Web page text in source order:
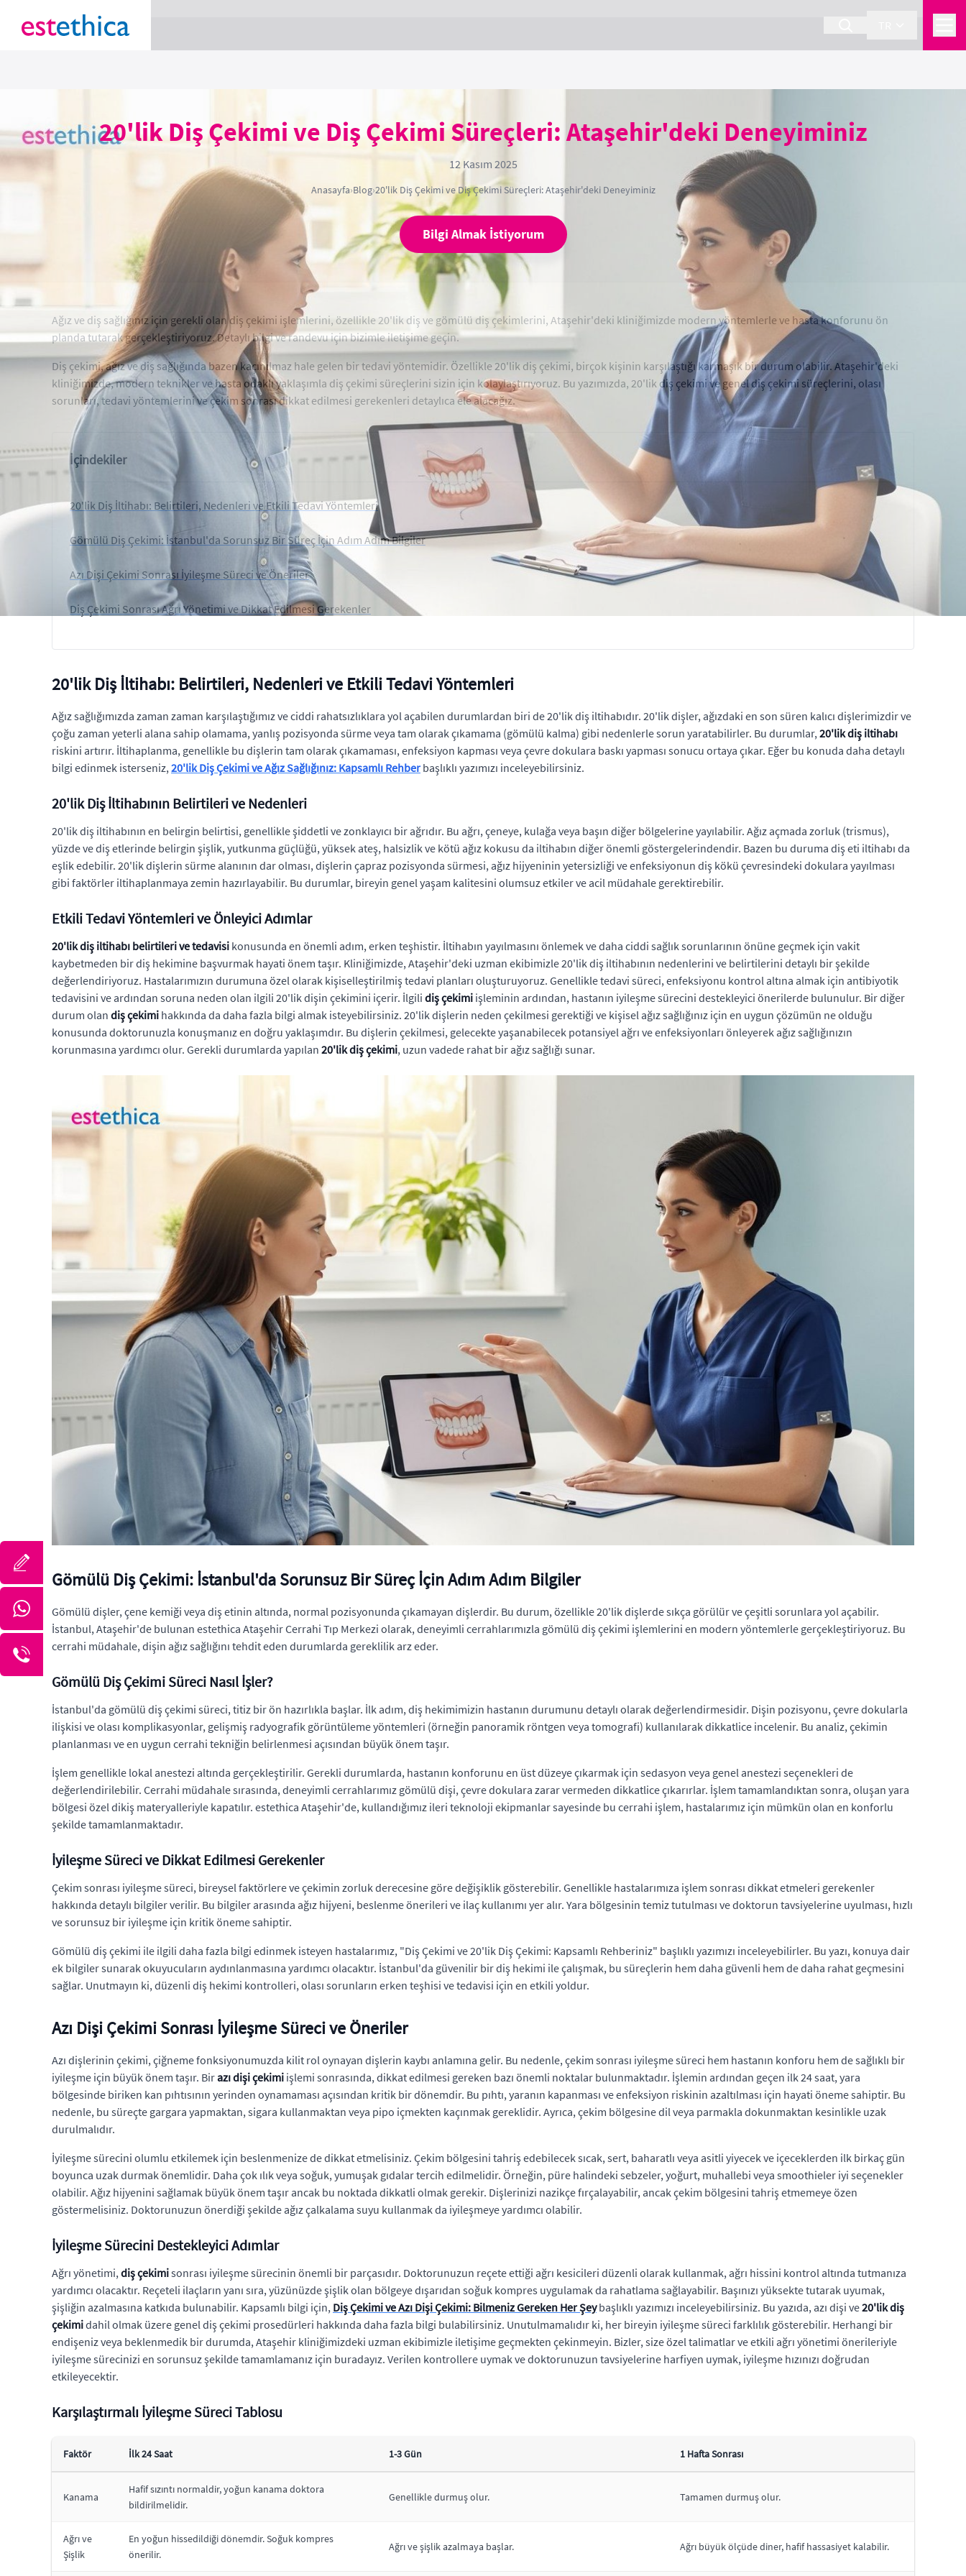
20'lik Diş Çekimi ve Diş Çekimi Süreçleri: Ataşehir'deki Deneyiminiz
12 Kasım 2025
Anasayfa›Blog›20'lik Diş Çekimi ve Diş Çekimi Süreçleri: Ataşehir'deki Deneyiminiz
Bilgi Almak İstiyorum
Ağız ve diş sağlığınız için gerekli olan diş çekimi işlemlerini, özellikle 20'lik diş ve gömülü diş çekimlerini, Ataşehir'deki kliniğimizde modern yöntemlerle ve hasta konforunu ön
planda tutarak gerçekleştiriyoruz. Detaylı bilgi ve randevu için bizimle iletişime geçin.
Diş çekimi, ağız ve diş sağlığında bazen kaçınılmaz hale gelen bir tedavi yöntemidir. Özellikle 20'lik diş çekimi, birçok kişinin karşılaştığı karmaşık bir durum olabilir. Ataşehir'deki
kliniğimizde, modern teknikler ve hasta odaklı yaklaşımla diş çekimi süreçlerini sizin için kolaylaştırıyoruz. Bu yazımızda, 20'lik diş çekimi ve genel diş çekimi süreçlerini, olası
sorunları, tedavi yöntemlerini ve çekim sonrası dikkat edilmesi gerekenleri detaylıca ele alacağız.
İçindekiler
20'lik Diş İltihabı: Belirtileri, Nedenleri ve Etkili Tedavi Yöntemleri
Gömülü Diş Çekimi: İstanbul'da Sorunsuz Bir Süreç İçin Adım Adım Bilgiler
Azı Dişi Çekimi Sonrası İyileşme Süreci ve Öneriler
Diş Çekimi Sonrası Ağrı Yönetimi ve Dikkat Edilmesi Gerekenler
20'lik Diş İltihabı: Belirtileri, Nedenleri ve Etkili Tedavi Yöntemleri
Ağız sağlığımızda zaman zaman karşılaştığımız ve ciddi rahatsızlıklara yol açabilen durumlardan biri de 20'lik diş iltihabıdır. 20'lik dişler, ağızdaki en son süren kalıcı dişlerimizdir ve
çoğu zaman yeterli alana sahip olamama, yanlış pozisyonda sürme veya tam olarak çıkamama (gömülü kalma) gibi nedenlerle sorun yaratabilirler. Bu durumlar,20'lik diş iltihabı
riskini artırır. İltihaplanma, genellikle bu dişlerin tam olarak çıkamaması, enfeksiyon kapması veya çevre dokulara baskı yapması sonucu ortaya çıkar. Eğer bu konuda daha detaylı
bilgi edinmek isterseniz,20'lik Diş Çekimi ve Ağız Sağlığınız: Kapsamlı Rehberbaşlıklı yazımızı inceleyebilirsiniz.
20'lik Diş İltihabının Belirtileri ve Nedenleri
20'lik diş iltihabının en belirgin belirtisi, genellikle şiddetli ve zonklayıcı bir ağrıdır. Bu ağrı, çeneye, kulağa veya başın diğer bölgelerine yayılabilir. Ağız açmada zorluk (trismus),
yüzde ve diş etlerinde belirgin şişlik, yutkunma güçlüğü, yüksek ateş, halsizlik ve kötü ağız kokusu da iltihabın diğer önemli göstergelerindendir. Bazen bu duruma diş eti iltihabı da
eşlik edebilir. 20'lik dişlerin sürme alanının dar olması, dişlerin çapraz pozisyonda sürmesi, ağız hijyeninin yetersizliği ve enfeksiyonun diş kökü çevresindeki dokulara yayılması
gibi faktörler iltihaplanmaya zemin hazırlayabilir. Bu durumlar, bireyin genel yaşam kalitesini olumsuz etkiler ve acil müdahale gerektirebilir.
Etkili Tedavi Yöntemleri ve Önleyici Adımlar
20'lik diş iltihabı belirtileri ve tedavisi konusunda en önemli adım, erken teşhistir. İltihabın yayılmasını önlemek ve daha ciddi sağlık sorunlarının önüne geçmek için vakit
kaybetmeden bir diş hekimine başvurmak hayati önem taşır. Kliniğimizde, Ataşehir'deki uzman ekibimizle 20'lik diş iltihabının nedenlerini ve belirtilerini detaylı bir şekilde
değerlendiriyoruz. Hastalarımızın durumuna özel olarak kişiselleştirilmiş tedavi planları oluşturuyoruz. Genellikle tedavi süreci, enfeksiyonu kontrol altına almak için antibiyotik
tedavisini ve ardından soruna neden olan ilgili 20'lik dişin çekimini içerir. İlgili diş çekimi işleminin ardından, hastanın iyileşme sürecini destekleyici önerilerde bulunulur. Bir diğer
durum olan diş çekimi hakkında da daha fazla bilgi almak isteyebilirsiniz. 20'lik dişlerin neden çekilmesi gerektiği ve kişisel ağız sağlığınız için en uygun çözümün ne olduğu
konusunda doktorunuzla konuşmanız en doğru yaklaşımdır. Bu dişlerin çekilmesi, gelecekte yaşanabilecek potansiyel ağrı ve enfeksiyonları önleyerek ağız sağlığınızın
korunmasına yardımcı olur. Gerekli durumlarda yapılan 20'lik diş çekimi, uzun vadede rahat bir ağız sağlığı sunar.
Gömülü Diş Çekimi: İstanbul'da Sorunsuz Bir Süreç İçin Adım Adım Bilgiler
Gömülü dişler, çene kemiği veya diş etinin altında, normal pozisyonunda çıkamayan dişlerdir. Bu durum, özellikle 20'lik dişlerde sıkça görülür ve çeşitli sorunlara yol açabilir.
İstanbul, Ataşehir'de bulunan estethica Ataşehir Cerrahi Tıp Merkezi olarak, deneyimli cerrahlarımızla gömülü diş çekimi işlemlerini en modern yöntemlerle gerçekleştiriyoruz. Bu
cerrahi müdahale, dişin ağız sağlığını tehdit eden durumlarda gereklilik arz eder.
Gömülü Diş Çekimi Süreci Nasıl İşler?
İstanbul'da gömülü diş çekimi süreci, titiz bir ön hazırlıkla başlar. İlk adım, diş hekimimizin hastanın durumunu detaylı olarak değerlendirmesidir. Dişin pozisyonu, çevre dokularla
ilişkisi ve olası komplikasyonlar, gelişmiş radyografik görüntüleme yöntemleri (örneğin panoramik röntgen veya tomografi) kullanılarak dikkatlice incelenir. Bu analiz, çekimin
planlanması ve en uygun cerrahi tekniğin belirlenmesi açısından büyük önem taşır.
İşlem genellikle lokal anestezi altında gerçekleştirilir. Gerekli durumlarda, hastanın konforunu en üst düzeye çıkarmak için sedasyon veya genel anestezi seçenekleri de
değerlendirilebilir. Cerrahi müdahale sırasında, deneyimli cerrahlarımız gömülü dişi, çevre dokulara zarar vermeden dikkatlice çıkarırlar. İşlem tamamlandıktan sonra, oluşan yara
bölgesi özel dikiş materyalleriyle kapatılır. estethica Ataşehir'de, kullandığımız ileri teknoloji ekipmanlar sayesinde bu cerrahi işlem, hastalarımız için mümkün olan en konforlu
şekilde tamamlanmaktadır.
İyileşme Süreci ve Dikkat Edilmesi Gerekenler
Çekim sonrası iyileşme süreci, bireysel faktörlere ve çekimin zorluk derecesine göre değişiklik gösterebilir. Genellikle hastalarımıza işlem sonrası dikkat etmeleri gerekenler
hakkında detaylı bilgiler verilir. Bu bilgiler arasında ağız hijyeni, beslenme önerileri ve ilaç kullanımı yer alır. Yara bölgesinin temiz tutulması ve doktorun tavsiyelerine uyulması, hızlı
ve sorunsuz bir iyileşme için kritik öneme sahiptir.
Gömülü diş çekimi ile ilgili daha fazla bilgi edinmek isteyen hastalarımız, "Diş Çekimi ve 20'lik Diş Çekimi: Kapsamlı Rehberiniz" başlıklı yazımızı inceleyebilirler. Bu yazı, konuya dair
ek bilgiler sunarak okuyucuların aydınlanmasına yardımcı olacaktır. İstanbul'da güvenilir bir diş hekimi ile çalışmak, bu süreçlerin hem daha güvenli hem de daha rahat geçmesini
sağlar. Unutmayın ki, düzenli diş hekimi kontrolleri, olası sorunların erken teşhisi ve tedavisi için en etkili yoldur.
Azı Dişi Çekimi Sonrası İyileşme Süreci ve Öneriler
Azı dişlerinin çekimi, çiğneme fonksiyonumuzda kilit rol oynayan dişlerin kaybı anlamına gelir. Bu nedenle, çekim sonrası iyileşme süreci hem hastanın konforu hem de sağlıklı bir
iyileşme için büyük önem taşır. Birazı dişi çekimi işlemi sonrasında, dikkat edilmesi gereken bazı önemli noktalar bulunmaktadır. İşlemin ardından geçen ilk 24 saat, yara
bölgesinde biriken kan pıhtısının yerinden oynamaması açısından kritik bir dönemdir. Bu pıhtı, yaranın kapanması ve enfeksiyon riskinin azaltılması için hayati öneme sahiptir. Bu
nedenle, bu süreçte gargara yapmaktan, sigara kullanmaktan veya pipo içmekten kaçınmak gereklidir. Ayrıca, çekim bölgesine dil veya parmakla dokunmaktan kesinlikle uzak
durulmalıdır.
İyileşme sürecini olumlu etkilemek için beslenmenize de dikkat etmelisiniz. Çekim bölgesini tahriş edebilecek sıcak, sert, baharatlı veya asitli yiyecek ve içeceklerden ilk birkaç gün
boyunca uzak durmak önemlidir. Daha çok ılık veya soğuk, yumuşak gıdalar tercih edilmelidir. Örneğin, püre halindeki sebzeler, yoğurt, muhallebi veya smoothieler iyi seçenekler
olabilir. Ağız hijyenini sağlamak büyük önem taşır ancak bu noktada dikkatli olmak gerekir. Dişlerinizi nazikçe fırçalayabilir, ancak çekim bölgesini tahriş etmemeye özen
göstermelisiniz. Doktorunuzun önerdiği şekilde ağız çalkalama suyu kullanmak da iyileşmeye yardımcı olabilir.
İyileşme Sürecini Destekleyici Adımlar
Ağrı yönetimi,diş çekimisonrası iyileşme sürecinin önemli bir parçasıdır. Doktorunuzun reçete ettiği ağrı kesicileri düzenli olarak kullanmak, ağrı hissini kontrol altında tutmanıza
yardımcı olacaktır. Reçeteli ilaçların yanı sıra, yüzünüzde şişlik olan bölgeye dışarıdan soğuk kompres uygulamak da rahatlama sağlayabilir. Başınızı yüksekte tutarak uyumak,
şişliğin azalmasına katkıda bulunabilir. Kapsamlı bilgi için, Diş Çekimi ve Azı Dişi Çekimi: Bilmeniz Gereken Her Şeybaşlıklı yazımızı inceleyebilirsiniz. Bu yazıda, azı dişi ve20'lik diş
çekimidahil olmak üzere genel diş çekimi prosedürleri hakkında daha fazla bilgi bulabilirsiniz. Unutulmamalıdır ki, her bireyin iyileşme süreci farklılık gösterebilir. Herhangi bir
endişeniz veya beklenmedik bir durumda, Ataşehir kliniğimizdeki uzman ekibimizle iletişime geçmekten çekinmeyin. Bizler, size özel talimatlar ve etkili ağrı yönetimi önerileriyle
iyileşme sürecinizi en sorunsuz şekilde tamamlamanız için buradayız. Verilen kontrollere uymak ve doktorunuzun tavsiyelerine harfiyen uymak, iyileşme hızınızı doğrudan
etkileyecektir.
Karşılaştırmalı İyileşme Süreci Tablosu
Faktör İlk 24 Saat 1-3 Gün 1 Hafta Sonrası
Kanama
Hafif sızıntı normaldir, yoğun kanama doktora
bildirilmelidir.
Genellikle durmuş olur. Tamamen durmuş olur.
Ağrı ve
Şişlik
En yoğun hissedildiği dönemdir. Soğuk kompres
önerilir.
Ağrı ve şişlik azalmaya başlar. Ağrı büyük ölçüde diner, hafif hassasiyet kalabilir.